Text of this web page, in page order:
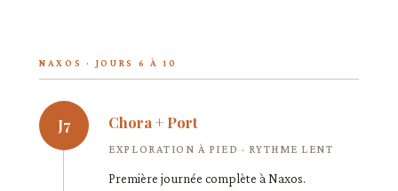
NAXOS · JOURS 6 À 10
J7 Chora + Port
EXPLORATION À PIED · RYTHME LENT
Première journée complète à Naxos.